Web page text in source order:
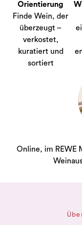
Orientierung
Finde Wein, der
überzeugt –
verkostet,
kuratiert und
sortiert
Online, im REWE